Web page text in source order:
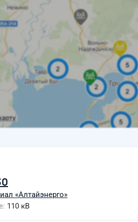
«Алтайэнерго»
110 кВ